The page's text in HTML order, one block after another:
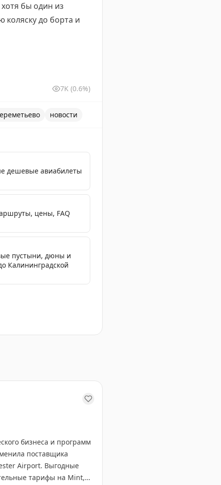
бы один из
коляску до борта и
7K (0.6%)
новости
дешевые авиабилеты
цены, FAQ
пустыни, дюны и
Калининградской
бизнеса и программ
поставщика
Airport. Выгодные
тарифы на Mint,